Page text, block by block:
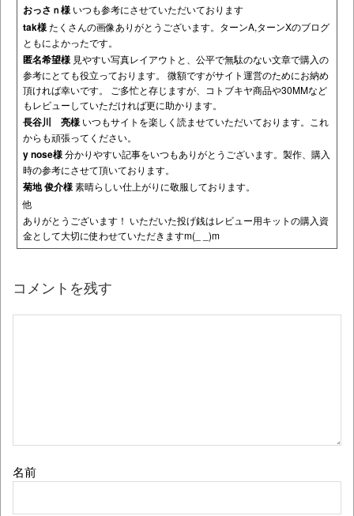
おっさｎ様 いつも参考にさせていただいております
tak様たくさんの画像ありがとうございます。ターンA,ターンXのブログ
ともによかったです。
匿名希望様 見やすい写真レイアウトと、公平で無駄のない文章で購入の
参考にとても役立っております。 微額ですがサイト運営のためにお納め
頂ければ幸いです。 ご多忙と存じますが、コトブキヤ商品や30MMなど
もレビューしていただければ更に助かります。
長谷川 亮様 いつもサイトを楽しく読ませていただいております。これ
からも頑張ってください。
y nose様分かりやすい記事をいつもありがとうございます。製作、購入
時の参考にさせて頂いております。
菊地 俊介様素晴らしい仕上がりに敬服しております。
他
ありがとうございます！ いただいた投げ銭はレビュー用キットの購入資
金として大切に使わせていただきますm(_ _)m
コメントを残す
名前